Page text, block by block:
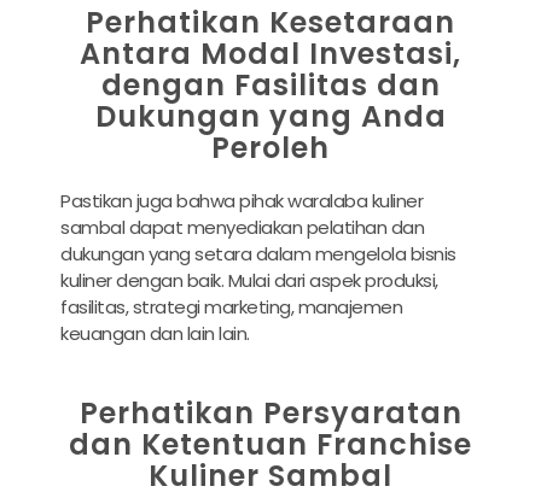
Perhatikan Kesetaraan
Antara Modal Investasi,
dengan Fasilitas dan
Dukungan yang Anda
Peroleh
Pastikan juga bahwa pihak waralaba kuliner
sambal dapat menyediakan pelatihan dan
dukungan yang setara dalam mengelola bisnis
kuliner dengan baik. Mulai dari aspek produksi,
fasilitas, strategi marketing, manajemen
keuangan dan lain lain.
Perhatikan Persyaratan
dan Ketentuan Franchise
Kuliner Sambal